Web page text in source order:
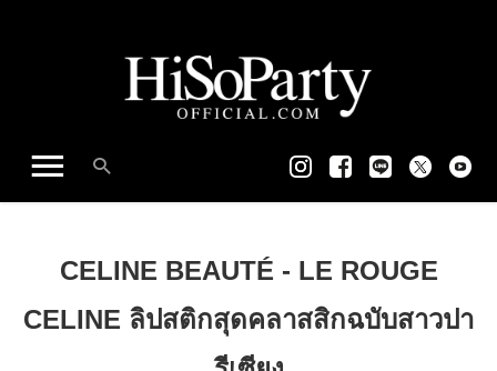
CELINE BEAUTÉ - LE ROUGE
CELINE ลิปสติกสุดคลาสสิกฉบับสาวปา